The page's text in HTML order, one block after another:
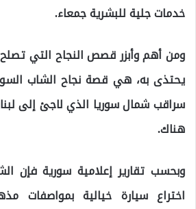
خدمات جلية للبشرية جمعاء.
ومن أهم وأبزر قصص النجاح التي
يحتذى به، هي قصة نجاح الشاب
سراقب شمال سوريا الذي لاجئ إلى
هناك.
وبحسب تقارير إعلامية سورية فإن
اختراع سيارة خيالية بمواصفات